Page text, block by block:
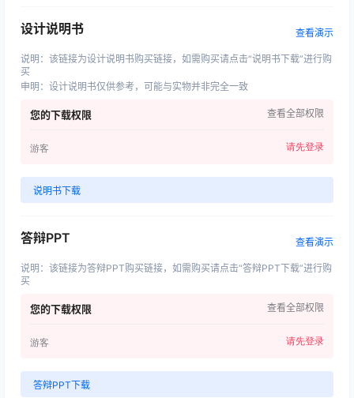
设计说明书 查看演示
说明 ： 该链接为设计说明书购买链接，如需购买请点击“说明书下载”进行购
买
申明 ： 设计说明书仅供参考，可能与实物并非完全一致
您的下载权限 查看全部权限
游客 请先登录
说明书下载
答辩PPT 查看演示
说明 ： 该链接为答辩PPT购买链接，如需购买请点击“答辩PPT下载”进行购
买
您的下载权限 查看全部权限
游客 请先登录
答辩PPT下载